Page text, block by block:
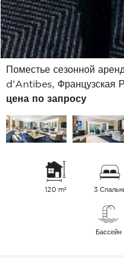
Поместье сезонной
d'Antibes, Французская
цена по запросу
120 m² 3
Бассейн